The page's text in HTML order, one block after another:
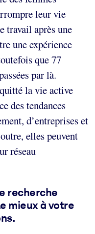
leur vie
travail après une
une expérience
que 77
par là.
la vie active
des tendances
d’entreprises et
elles peuvent
réseau
recherche
mieux à votre